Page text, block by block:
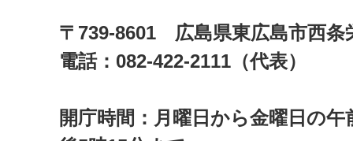
〒739-8601 広島県東広島市西
電話：082-422-2111（代表）
開庁時間：月曜日から金曜日の午